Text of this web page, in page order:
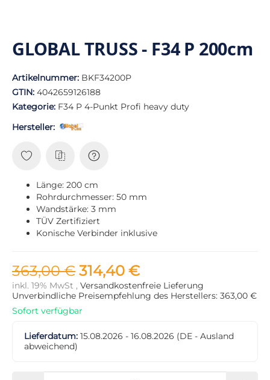
GLOBAL TRUSS - F34 P 200cm
Artikelnummer: BKF34200P
GTIN: 4042659126188
Kategorie: F34 P 4-Punkt Profi heavy duty
Hersteller:
Länge: 200 cm
Rohrdurchmesser: 50 mm
Wandstärke: 3 mm
TÜV Zertifiziert
Konische Verbinder inklusive
363,00 € 314,40 €
inkl. 19% MwSt , Versandkostenfreie Lieferung
Unverbindliche Preisempfehlung des Herstellers: 363,00 €
Sofort verfügbar
Lieferdatum: 15.08.2026 - 16.08.2026 (DE - Ausland
abweichend)